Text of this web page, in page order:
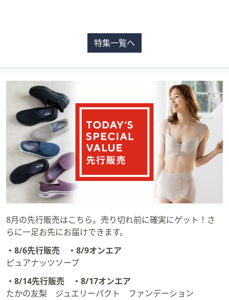
特集一覧へ
8月の先行販売はこちら。売り切れ前に確実にゲット！さ
らに一足お先にお届けできます。
・8/6先行販売 ・8/9オンエア
ピュアナッツソープ
・8/14先行販売 ・8/17オンエア
たかの友梨 ジュエリーパクト ファンデーション